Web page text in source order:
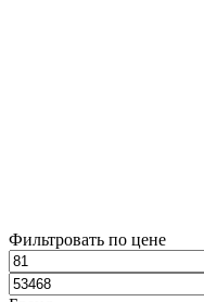
Фильтровать по цене